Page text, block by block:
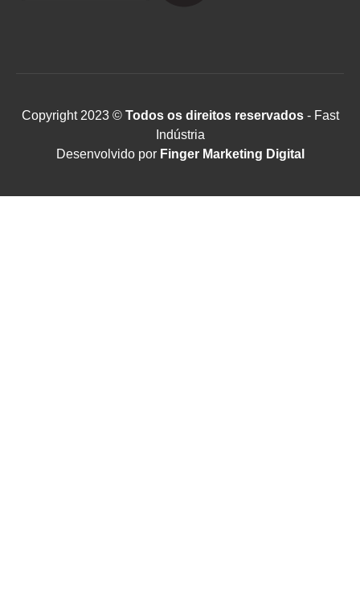
Copyright 2023 ©Todos os direitos reservados- Fast
Indústria
Desenvolvido por Finger Marketing Digital